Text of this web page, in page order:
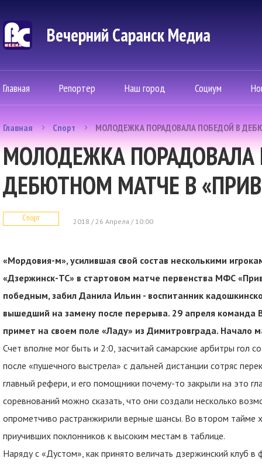
Вечерний Саранск Mедиа
Главная Репортер Наш город Социум
Главная Спорт МОЛОДЕЖКА ПОРАДОВАЛА ПОБЕДОЙ В
МОЛОДЕЖКА ПОРАДОВАЛА
ДЕБЮТНОМ МАТЧЕ В
Спорт 2018 / 26 Апреля / 10:00
«Мордовия-м», усилившая свой состав несколькими
«Дзержинск-ТС» в стартовом матче первенства МФС
победным, забил Данила Ильин - воспитанник
вышедший на замену после перерыва. 29 апреля
примет на своем поле «Ладу» из Димитровграда. Начало
Счет вполне мог быть и 2:0, засчитай самарские арбитры гол
после «пушечного выстрела» с дальней дистанции сотряс
главный рефери, и его помощники почему-то закрыли на это
соревнований можно сказать, что они создали несколько
опрометчиво растранжирили верные шансы. Во втором тайме
приучивших поклонников к высоким местам в таблице.
Наряду с «Дустом», как принято величать дзержинский клуб